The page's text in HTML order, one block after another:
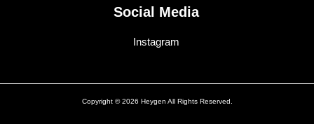
Social Media
Instagram
Copyright © 2026 Heygen All Rights Reserved.